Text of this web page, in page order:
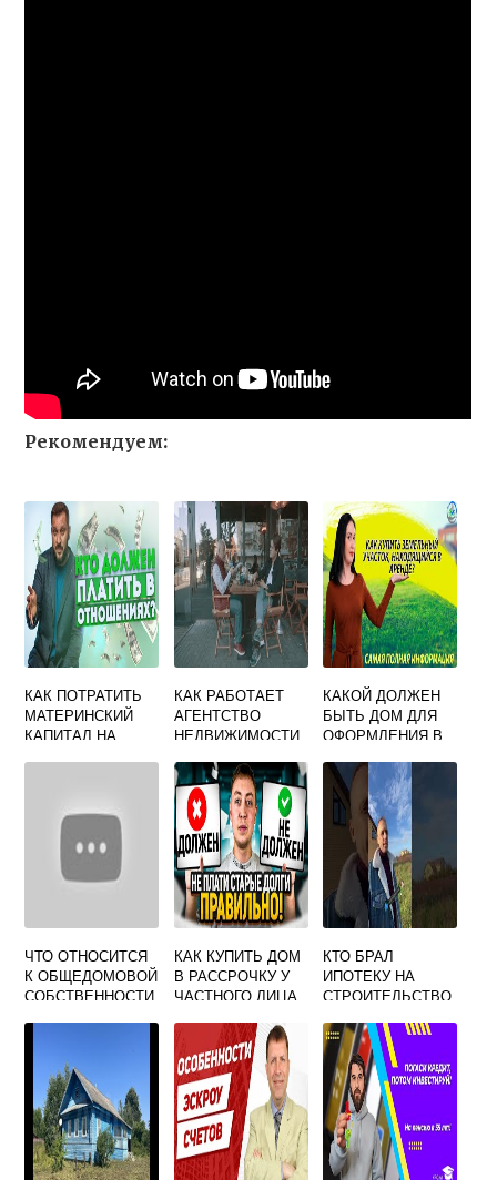
Рекомендуем:
КАК ПОТРАТИТЬ
МАТЕРИНСКИЙ
КАПИТАЛ НА
КАК РАБОТАЕТ
АГЕНТСТВО
НЕДВИЖИМОСТИ
КВАРТИР
КАКОЙ ДОЛЖЕН
БЫТЬ ДОМ ДЛЯ
ОФОРМЛЕНИЯ В
АРЕНДОВАННОГО
УЧАСТКА
ЧТО ОТНОСИТСЯ
К ОБЩЕДОМОВОЙ
СОБСТВЕННОСТИ
ОМ ДОМЕ
КАК КУПИТЬ ДОМ
В РАССРОЧКУ У
ЧАСТНОГО ЛИЦА
КТО БРАЛ
ИПОТЕКУ НА
СТРОИТЕЛЬСТВО